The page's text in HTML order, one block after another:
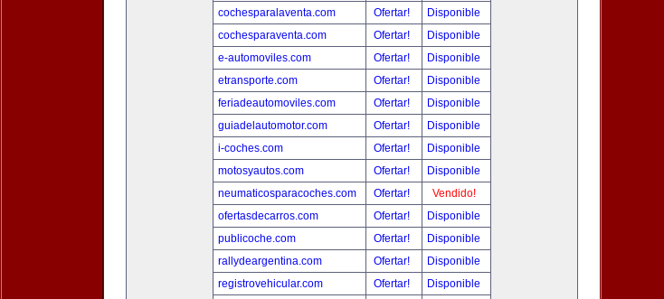
cochesparalaventa.com
Ofertar!
Disponible
cochesparaventa.com
Ofertar!
Disponible
e-automoviles.com
Ofertar!
Disponible
etransporte.com
Ofertar!
Disponible
feriadeautomoviles.com
Ofertar!
Disponible
guiadelautomotor.com
Ofertar!
Disponible
i-coches.com
Ofertar!
Disponible
motosyautos.com
Ofertar!
Disponible
neumaticosparacoches.com
Ofertar!
Vendido!
ofertasdecarros.com
Ofertar!
Disponible
publicoche.com
Ofertar!
Disponible
rallydeargentina.com
Ofertar!
Disponible
registrovehicular.com
Ofertar!
Disponible